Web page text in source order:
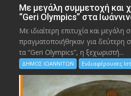
Με μεγάλη συμμετοχή και
“Geri Olympics” στα
Με ιδιαίτερη επιτυχία και μεγάλη
πραγματοποιήθηκαν για δεύτερη
τα “Geri Olympics”, η ξεχωριστή...
ΔΗΜΟΣ ΙΩΑΝΝΙΤΩΝ Ενδιαφέρουσες